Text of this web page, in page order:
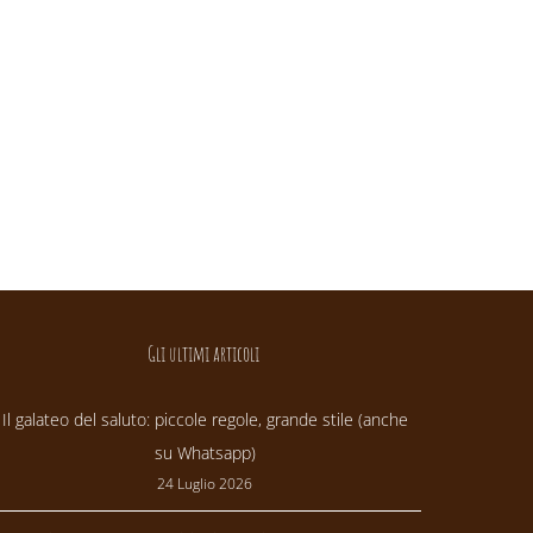
Gli ultimi articoli
Il galateo del saluto: piccole regole, grande stile (anche
su Whatsapp)
24 Luglio 2026